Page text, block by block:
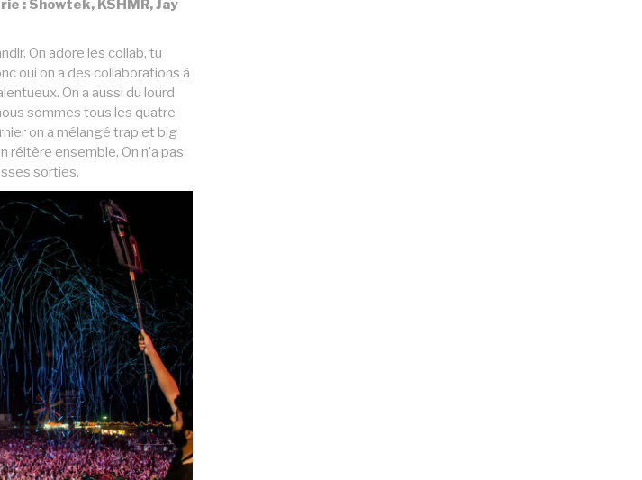
: Showtek, KSHMR, Jay
On adore les collab, tu
oui on a des collaborations à
On a aussi du lourd
sommes tous les quatre
on a mélangé trap et big
ensemble. On n’a pas
sorties.